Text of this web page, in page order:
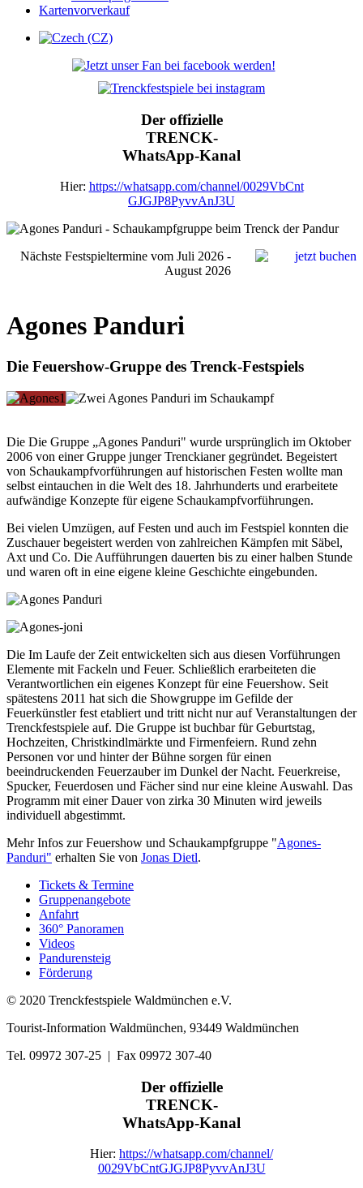
Kartenvorverkauf
Der offizielle
TRENCK-
WhatsApp-Kanal
Hier: https://whatsapp.com/channel/0029VbCnt
GJGJP8PyvvAnJ3U
Nächste Festspieltermine vom Juli 2026 -
August 2026
Agones Panduri
Die Feuershow-Gruppe des Trenck-Festspiels
Die Die Gruppe „Agones Panduri" wurde ursprünglich im Oktober
2006 von einer Gruppe junger Trenckianer gegründet. Begeistert
von Schaukampfvorführungen auf historischen Festen wollte man
selbst eintauchen in die Welt des 18. Jahrhunderts und erarbeitete
aufwändige Konzepte für eigene Schaukampfvorführungen.
Bei vielen Umzügen, auf Festen und auch im Festspiel konnten die
Zuschauer begeistert werden von zahlreichen Kämpfen mit Säbel,
Axt und Co. Die Aufführungen dauerten bis zu einer halben Stunde
und waren oft in eine eigene kleine Geschichte eingebunden.
Die Im Laufe der Zeit entwickelten sich aus diesen Vorführungen
Elemente mit Fackeln und Feuer. Schließlich erarbeiteten die
Verantwortlichen ein eigenes Konzept für eine Feuershow. Seit
spätestens 2011 hat sich die Showgruppe im Gefilde der
Feuerkünstler fest etabliert und tritt nicht nur auf Veranstaltungen der
Trenckfestspiele auf. Die Gruppe ist buchbar für Geburtstag,
Hochzeiten, Christkindlmärkte und Firmenfeiern. Rund zehn
Personen vor und hinter der Bühne sorgen für einen
beeindruckenden Feuerzauber im Dunkel der Nacht. Feuerkreise,
Spucker, Feuerdosen und Fächer sind nur eine kleine Auswahl. Das
Programm mit einer Dauer von zirka 30 Minuten wird jeweils
individuell abgestimmt.
Mehr Infos zur Feuershow und Schaukampfgruppe "Agones-
Panduri" erhalten Sie von Jonas Dietl.
Tickets & Termine
Gruppenangebote
Anfahrt
360° Panoramen
Videos
Pandurensteig
Förderung
© 2020 Trenckfestspiele Waldmünchen e.V.
Tourist-Information Waldmünchen, 93449 Waldmünchen
Tel. 09972 307-25 | Fax 09972 307-40
Der offizielle
TRENCK-
WhatsApp-Kanal
Hier: https://whatsapp.com/channel/
0029VbCntGJGJP8PyvvAnJ3U